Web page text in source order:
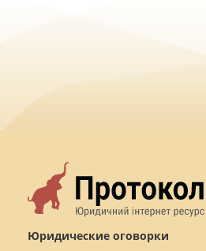
Юридические оговорки